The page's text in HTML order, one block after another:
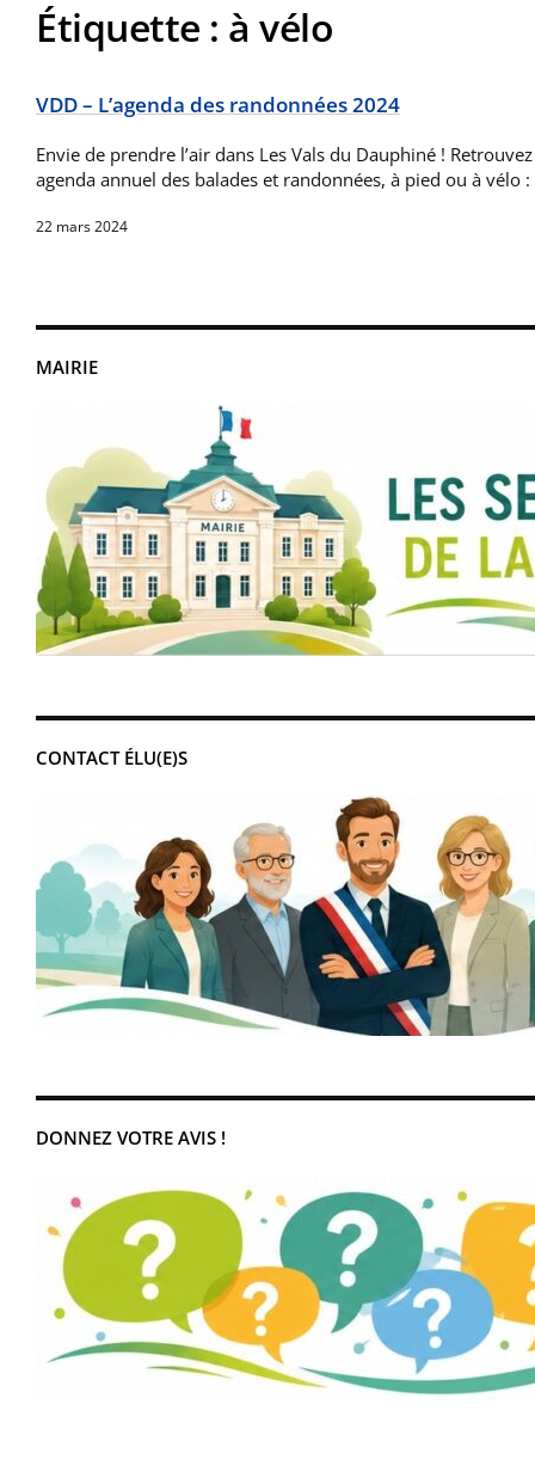
MAIRIE
CONTACT ÉLU(E)S
DONNEZ VOTRE AVIS !
Étiquette : à vélo
VDD – L’agenda des randonnées 2024
Envie de prendre l’air dans Les Vals du Dauphiné !
agenda annuel des balades et randonnées, à pied ou à vélo
22 mars 2024